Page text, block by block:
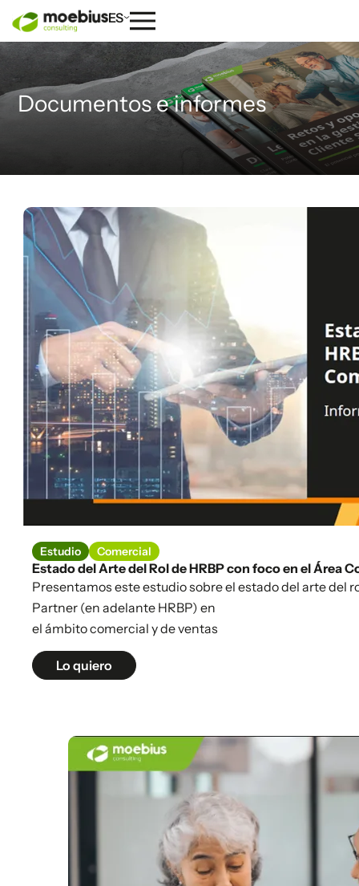
ES
Documentos e informes
Estudio Comercial
Estado del Arte del Rol de HRBP con foco en el Área
Presentamos este estudio sobre el estado del arte del
Partner (en adelante HRBP) en
el ámbito comercial y de ventas
Lo quiero